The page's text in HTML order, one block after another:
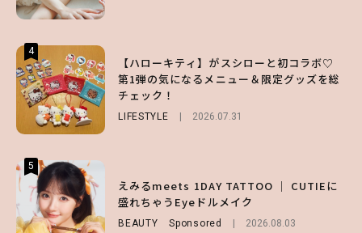
4
【ハローキティ】がスシローと初コラボ♡
第1弾の気になるメニュー＆限定グッズを総
チェック！
LIFESTYLE 2026.07.31
5
えみるmeets 1DAY TATTOO ｜ CUTIEに
盛れちゃうEyeドルメイク
BEAUTY Sponsored 2026.08.03
4
【齋藤飛鳥】人生初のロブに！「意外としっ
くりくるし、すごく新鮮で心地いい」ヘアカ
ットの様子を独占でお届け♡
ENTERTAINMENT 2026.07.30
5
【森香澄】理想のスタイルはどう作る？体型
キープの秘訣や夏の過ごし方など独占インタ
ビュー！
4
【夏ヘアのくずれ・うねりに】ヘアメイク夢
月直伝♡ ドライシャンプー「バティスト」
を使ったプロ級スタイリング3選
BEAUTY Sponsored
5
【ハローキティ】がスシローと初コラボ♡
第1弾の気になるメニュー＆限定グッズを総
チェック！